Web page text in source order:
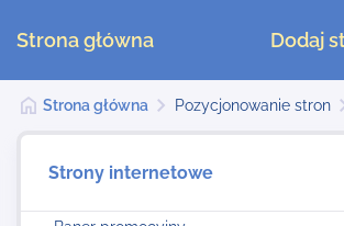
Strona główna Dodaj
Strona główna Pozycjonowanie stron
Strony internetowe